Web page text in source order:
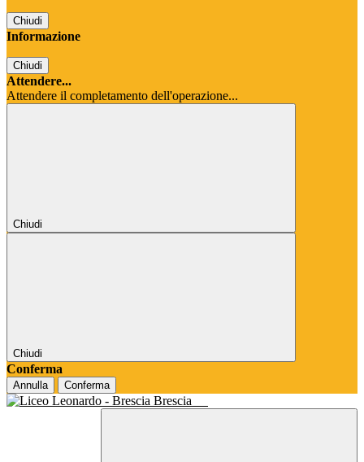
Chiudi
Informazione
Chiudi
Attendere...
Attendere il completamento dell'operazione...
Chiudi
Chiudi
Conferma
Annulla Conferma
Brescia